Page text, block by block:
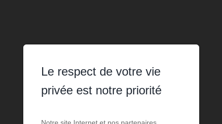
Le respect de votre vie
privée est notre priorité
Notre site Internet et nos partenaires